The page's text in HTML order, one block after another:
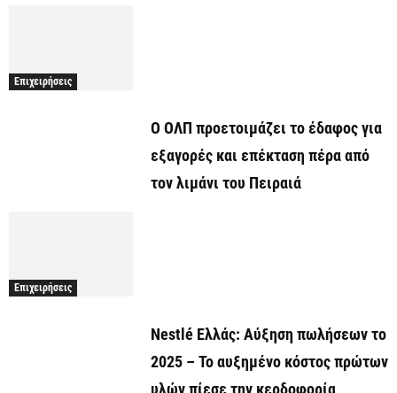
Επιχειρήσεις
O ΟΛΠ προετοιμάζει το έδαφος για
εξαγορές και επέκταση πέρα από
τον λιμάνι του Πειραιά
Επιχειρήσεις
Nestlé Ελλάς: Αύξηση πωλήσεων το
2025 – Το αυξημένο κόστος πρώτων